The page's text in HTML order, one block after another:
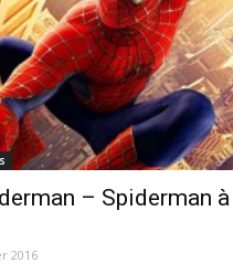
– Spiderman
2016